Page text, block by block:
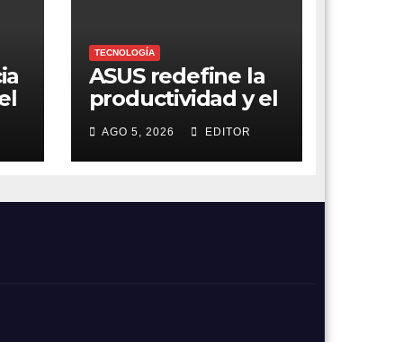
TECNOLOGÍA
ASUS redefine la
productividad y el
experiencia Duo
AGO 5, 2026 EDITOR